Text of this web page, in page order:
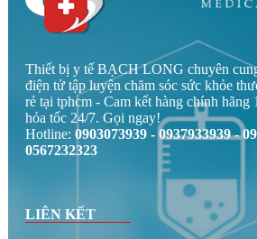
Thiết bị y tế BẠCH LONG chuyên
điện tử tập luyện chăm sóc sức khỏe
rẻ tại tphcm - Cam kết hàng chính hãng
hỏa tốc 24/7. Gọi ngay!
Hotline: 0903073939 - 0937933939 -
0567232323
LIÊN KẾT